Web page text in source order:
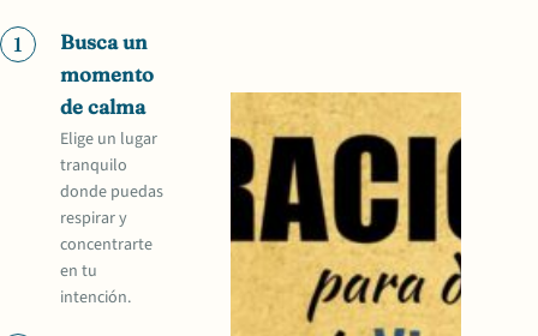
1
Busca un
momento
de calma
Elige un lugar
tranquilo
donde puedas
respirar y
concentrarte
en tu
intención.